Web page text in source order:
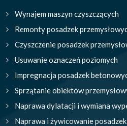
Wynajem maszyn czyszczących
Remonty posadzek
Czyszczenie posadzek
Usuwanie oznaczeń poziomych
Impregnacja posadzek
Sprzątanie obiektów
Naprawa dylatacji i wymiana
Naprawa i żywicowanie